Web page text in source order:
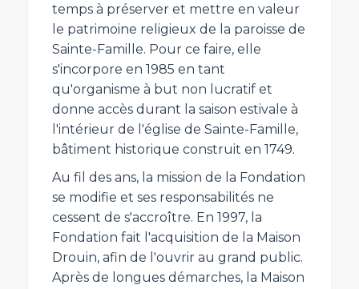
temps à préserver et mettre en valeur
le patrimoine religieux de la paroisse de
Sainte-Famille. Pour ce faire, elle
s'incorpore en 1985 en tant
qu'organisme à but non lucratif et
donne accès durant la saison estivale à
l'intérieur de l'église de Sainte-Famille,
bâtiment historique construit en 1749.
Au fil des ans, la mission de la Fondation
se modifie et ses responsabilités ne
cessent de s'accroître. En 1997, la
Fondation fait l'acquisition de la Maison
Drouin, afin de l'ouvrir au grand public.
Après de longues démarches, la Maison